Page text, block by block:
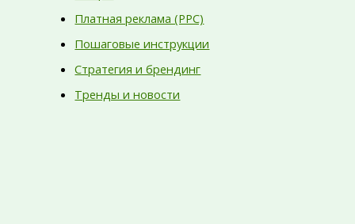
Платная реклама (PPC)
Пошаговые инструкции
Стратегия и брендинг
Тренды и новости